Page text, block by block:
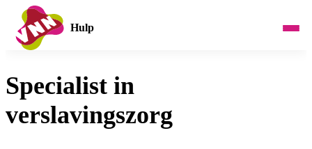
Hulp
Specialist in
verslavingszorg